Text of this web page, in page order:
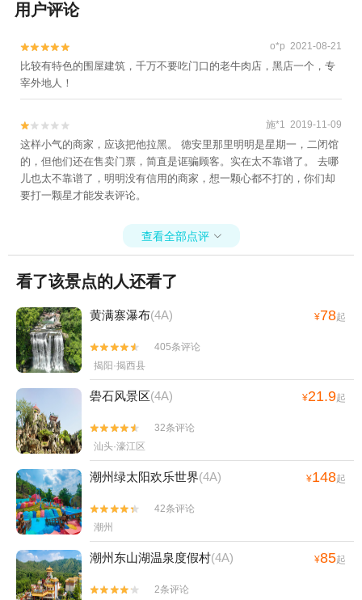
用户评论

 o*p 2021-08-21
比较有特色的围屋建筑，千万不要吃门口的老牛肉店，黑店一个，专
宰外地人！

 施*1 2019-11-09
这样小气的商家，应该把他拉黑。 德安里那里明明是星期一，二闭馆
的，但他们还在售卖门票，简直是诓骗顾客。实在太不靠谱了。 去哪
儿也太不靠谱了，明明没有信用的商家，想一颗心都不打的，你们却
要打一颗星才能发表评论。
查看全部点评 
看了该景点的人还看了
黄满寨瀑布(4A) ¥78起


405条评论
揭阳·揭西县
礐石风景区(4A) ¥21.9起


32条评论
汕头·濠江区
潮州绿太阳欢乐世界(4A) ¥148起


42条评论
潮州
潮州东山湖温泉度假村(4A) ¥85起

 2条评论